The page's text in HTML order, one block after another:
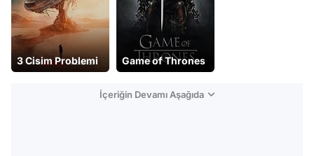
3 Cisim Problemi Game of Thrones
İçeriğin Devamı Aşağıda